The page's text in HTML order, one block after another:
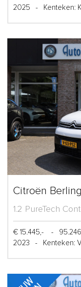
2025
- Kenteken:
Citroën
1.2 PureTech
€ 15.445,- -
2023
- Kenteken: